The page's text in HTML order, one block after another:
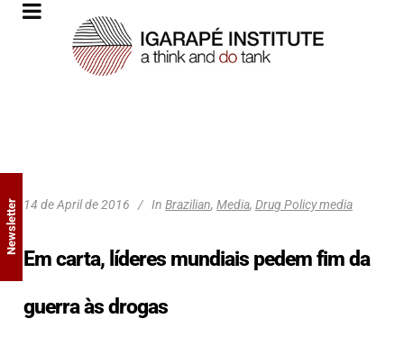
14 de April de 2016 In Brazilian, Media, Drug Policy media
Em carta, líderes mundiais pedem fim da
guerra às drogas
Newsletter